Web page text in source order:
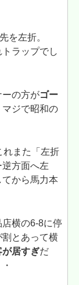
を左折。
ラップでし
ーの方がゴー
マジで昭和の
れまた「左折
方面へ左
から馬力本
横の6-8に停
とあって横
が居すぎだ